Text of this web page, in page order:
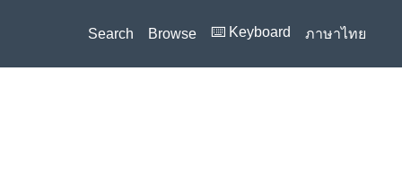
Search Browse ⌨️ Keyboard ภาษาไทย